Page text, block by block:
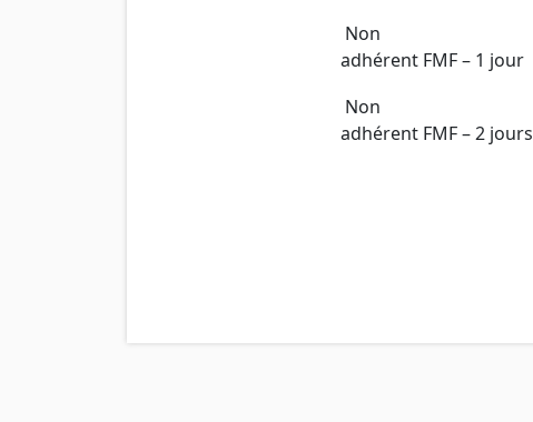
Non
adhérent FMF – 1 jour
Non
adhérent FMF – 2 jours